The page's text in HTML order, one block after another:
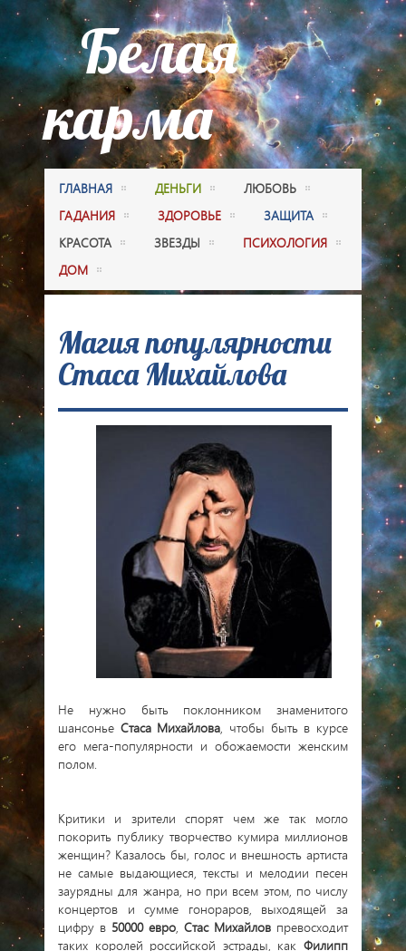
Белая
карма
ГЛАВНАЯ ДЕНЬГИ
ЛЮБОВЬ
ГАДАНИЯ
ЗДОРОВЬЕ
ЗАЩИТА
КРАСОТА
ЗВЕЗДЫ
ПСИХОЛОГИЯ
ДОМ
Магия популярности
Стаса Михайлова
Не нужно быть поклонником знаменитого
шансонье Стаса Михайлова, чтобы быть в курсе
его мега-популярности и обожаемости женским
полом.
Критики и зрители спорят чем же так могло
покорить публику творчество кумира миллионов
женщин? Казалось бы, голос и внешность артиста
не самые выдающиеся, тексты и мелодии песен
заурядны для жанра, но при всем этом, по числу
концертов и сумме гонораров, выходящей за
цифру в 50000 евро, Стас Михайлов превосходит
таких королей российской эстрады, как Филипп